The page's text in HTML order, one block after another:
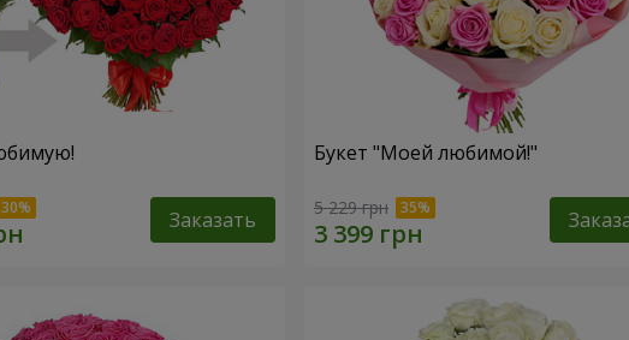
Заказать
Букет "Моей любимой!"
5 229 грн